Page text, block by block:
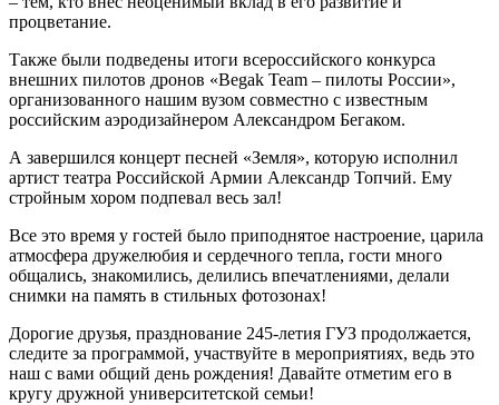
процветание.
Также были подведены итоги всероссийского конкурса
внешних пилотов дронов «Begak Team – пилоты России»,
организованного нашим вузом совместно с известным
российским аэродизайнером Александром Бегаком.
А завершился концерт песней «Земля», которую исполнил
артист театра Российской Армии Александр Топчий. Ему
стройным хором подпевал весь зал!
Все это время у гостей было приподнятое настроение, царила
атмосфера дружелюбия и сердечного тепла, гости много
общались, знакомились, делились впечатлениями, делали
снимки на память в стильных фотозонах!
Дорогие друзья, празднование 245-летия ГУЗ продолжается,
следите за программой, участвуйте в мероприятиях, ведь это
наш с вами общий день рождения! Давайте отметим его в
кругу дружной университетской семьи!